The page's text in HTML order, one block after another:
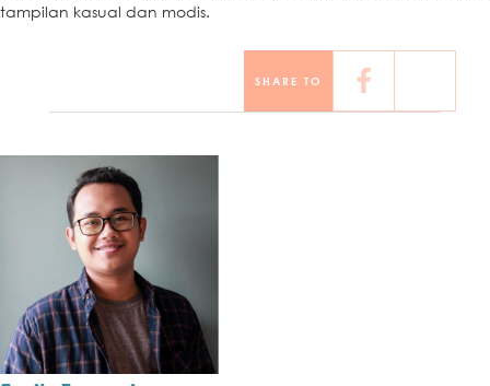
tampilan kasual dan modis.
SHARE TO